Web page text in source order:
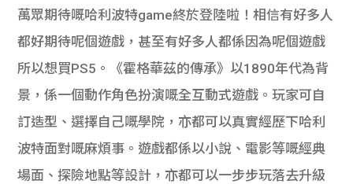
萬眾期待嘅哈利波特game終於登陸啦！相信有好多人
都好期待呢個遊戲，甚至有好多人都係因為呢個遊戲
所以想買PS5。《霍格華茲的傳承》以1890年代為背
景，係一個動作角色扮演嘅全互動式遊戲。玩家可自
訂造型、選擇自己嘅學院，亦都可以真實經歷下哈利
波特面對嘅麻煩事。遊戲都係以小說、電影等嘅經典
場面、探險地點等設計，亦都可以一步步玩落去升級